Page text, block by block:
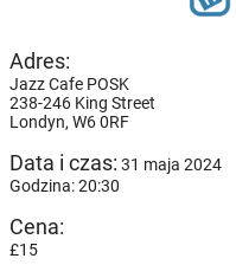
Adres:
Jazz Cafe POSK
238-246 King Street
Londyn, W6 0RF
Data i czas: 31 maja 2024
Godzina: 20:30
Cena:
£15